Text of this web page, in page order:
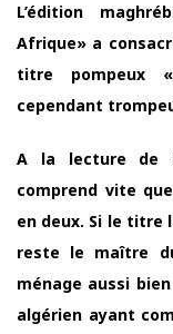
L’édition
Afrique» a
titre pompeux
cependant
A la lecture de
comprend vite
en deux. Si le titre
reste le maître
ménage aussi
algérien ayant